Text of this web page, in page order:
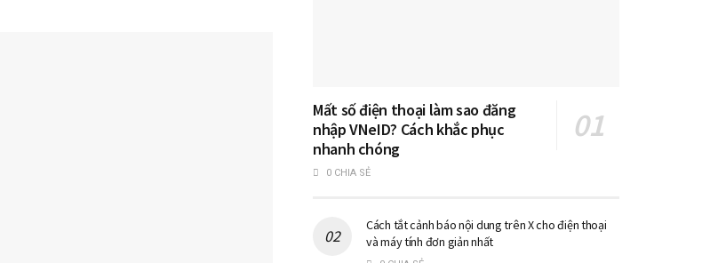
Mất số điện thoại làm sao đăng
nhập VNeID? Cách khắc phục
nhanh chóng
0 CHIA SẺ
Cách tắt cảnh báo nội dung trên X cho điện thoại
và máy tính đơn giản nhất